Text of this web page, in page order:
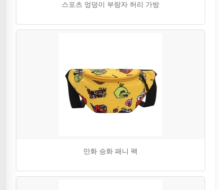
스포츠 엉덩이 부랑자 허리 가방
만화 승화 패니 팩